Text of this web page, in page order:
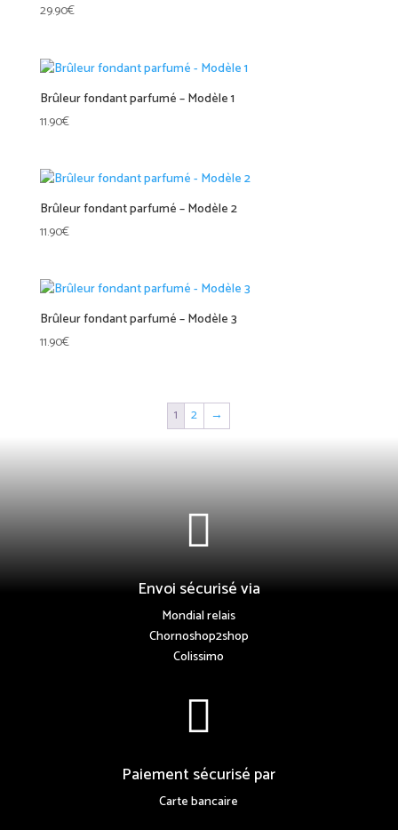
29.90€
Brûleur fondant parfumé – Modèle 1
11.90€
Brûleur fondant parfumé – Modèle 2
11.90€
Brûleur fondant parfumé – Modèle 3
11.90€
1 2 →

Envoi sécurisé via
Mondial relais
Chornoshop2shop
Colissimo

Paiement sécurisé par
Carte bancaire